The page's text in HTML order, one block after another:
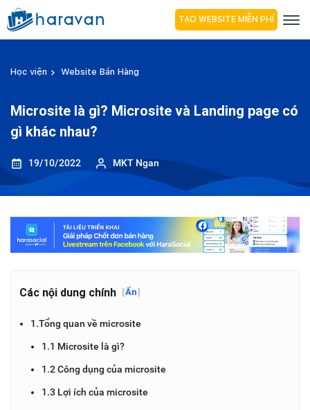
TẠO WEBSITE MIỄN PHÍ
Học viện Website Bán Hàng
Microsite là gì? Microsite và Landing page có
gì khác nhau?
19/10/2022 MKT Ngan
Các nội dung chính [Ẩn]
1.Tổng quan về microsite
1.1 Microsite là gì?
1.2 Công dụng của microsite
1.3 Lợi ích của microsite